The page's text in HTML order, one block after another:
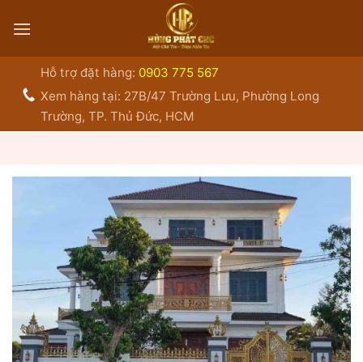
qua
Hỗ trợ đặt hàng: 0903 775 567
Xem hàng tại: 27B/47 Trường Lưu, Phường Long
Trường, TP. Thủ Đức, HCM